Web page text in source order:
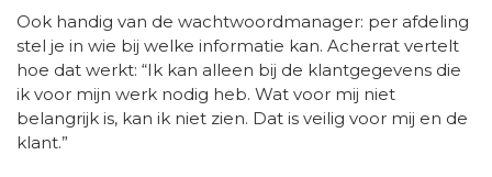
Ook handig van de wachtwoordmanager: per afdeling
stel je in wie bij welke informatie kan. Acherrat vertelt
hoe dat werkt: “Ik kan alleen bij de klantgegevens die
ik voor mijn werk nodig heb. Wat voor mij niet
belangrijk is, kan ik niet zien. Dat is veilig voor mij en de
klant.”